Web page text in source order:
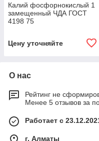
Калий фосфорнокислый 1
замещенный ЧДА ГОСТ
4198 75
Цену уточняйте
О нас
Рейтинг не
Менее 5 отзывов за
Работает с
г. Алматы